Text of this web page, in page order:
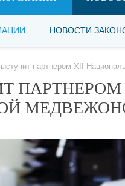
НОВОСТИ
партнером XII
ПАРТНЕРОМ